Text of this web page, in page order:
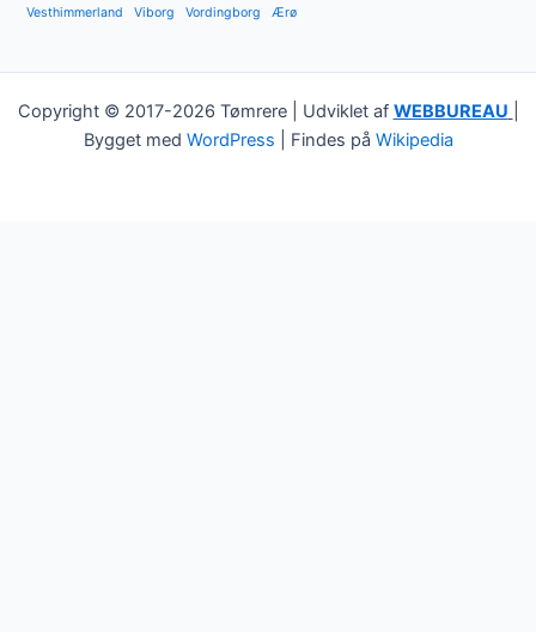
Vesthimmerland Viborg Vordingborg Ærø
Copyright © 2017-2026 Tømrere | Udviklet af WEBBUREAU
Bygget med WordPress | Findes på Wikipedia